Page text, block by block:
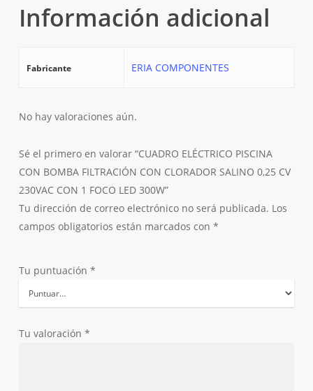
Información adicional
Fabricante ERIA COMPONENTES
No hay valoraciones aún.
Sé el primero en valorar “CUADRO ELÉCTRICO PISCINA
CON BOMBA FILTRACIÓN CON CLORADOR SALINO 0,25 CV
230VAC CON 1 FOCO LED 300W”
Tu dirección de correo electrónico no será publicada. Los
campos obligatorios están marcados con *
Tu puntuación *
Tu valoración *